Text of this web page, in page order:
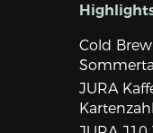
Cold
JURA